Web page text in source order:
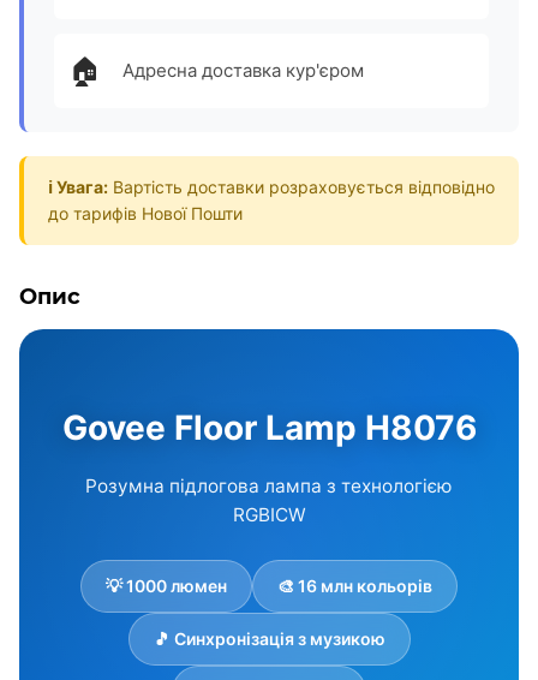
🏠 Адресна доставка кур'єром
ℹ️ Увага: Вартість доставки розраховується відповідно
до тарифів Нової Пошти
Опис
Govee Floor Lamp H8076
Розумна підлогова лампа з технологією
RGBICW
💡 1000 люмен 🎨 16 млн кольорів
🎵 Синхронізація з музикою